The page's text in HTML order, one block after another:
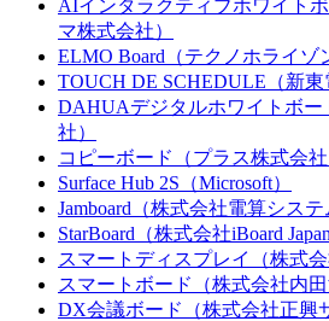
AIインタラクティブホワイト
マ株式会社）
ELMO Board（テクノホライゾ
TOUCH DE SCHEDULE（新東
DAHUAデジタルホワイトボー
社）
コピーボード（プラス株式会社
Surface Hub 2S（Microsoft）
Jamboard（株式会社電算システ
StarBoard（株式会社iBoard Japan
スマートディスプレイ（株式会
スマートボード（株式会社内田
DX会議ボード（株式会社正興